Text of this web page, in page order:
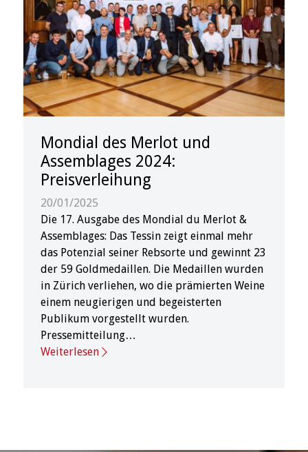
Mondial des Merlot und
Assemblages 2024:
Preisverleihung
20/01/2025
Die 17. Ausgabe des Mondial du Merlot &
Assemblages: Das Tessin zeigt einmal mehr
das Potenzial seiner Rebsorte und gewinnt 23
der 59 Goldmedaillen. Die Medaillen wurden
in Zürich verliehen, wo die prämierten Weine
einem neugierigen und begeisterten
Publikum vorgestellt wurden.
Pressemitteilung…
Weiterlesen